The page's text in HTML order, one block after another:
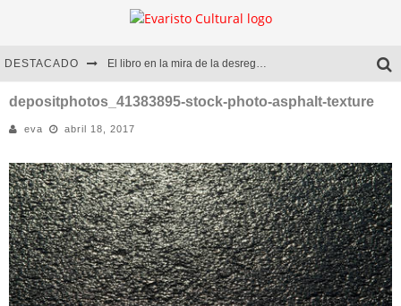
DESTACADO El libro en la mira de la desregulación
Marcelo Rubio | El llovedor
Diego Meret | Hotel Acapulco
Alejandra Correa | La nieve
depositphotos_41383895-stock-photo-asphalt-texture
eva abril 18, 2017